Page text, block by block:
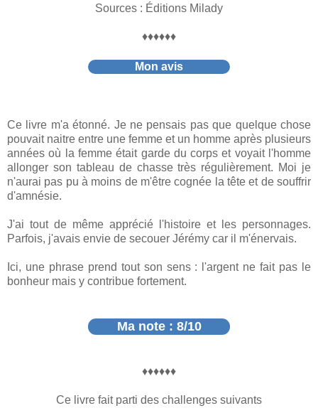
Sources : Éditions Milady
♦♦♦♦♦♦
Mon avis
Ce livre m'a étonné. Je ne pensais pas que quelque chose
pouvait naitre entre une femme et un homme après plusieurs
années où la femme était garde du corps et voyait l'homme
allonger son tableau de chasse très régulièrement. Moi je
n'aurai pas pu à moins de m'être cognée la tête et de souffrir
d'amnésie.
J'ai tout de même apprécié l'histoire et les personnages.
Parfois, j'avais envie de secouer Jérémy car il m'énervais.
Ici, une phrase prend tout son sens : l'argent ne fait pas le
bonheur mais y contribue fortement.
Ma note : 8/10
♦♦♦♦♦♦
Ce livre fait parti des challenges suivants